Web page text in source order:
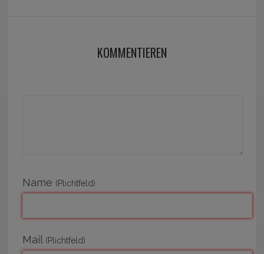
KOMMENTIEREN
Name (Plichtfeld)
Mail (Plichtfeld)